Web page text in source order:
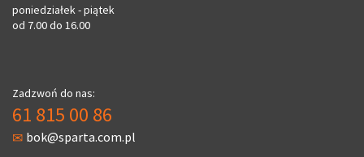
poniedziałek - piątek
od 7.00 do 16.00
Zadzwoń do nas:
61 815 00 86
bok@sparta.com.pl